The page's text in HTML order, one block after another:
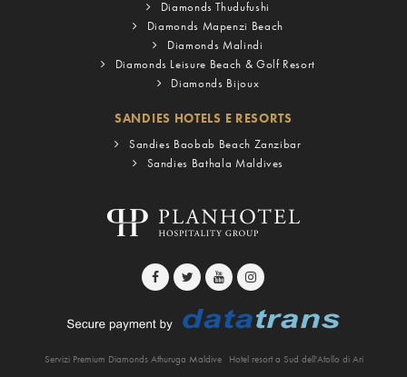
Diamonds Thudufushi
Diamonds Mapenzi Beach
Diamonds Malindi
Diamonds Leisure Beach & Golf Resort
Diamonds Bijoux
SANDIES HOTELS E RESORTS
Sandies Baobab Beach Zanzibar
Sandies Bathala Maldives
Servizi Premium Diamonds Athuruga Maldive Hotel resort a Sud dell'Atollo di Ari